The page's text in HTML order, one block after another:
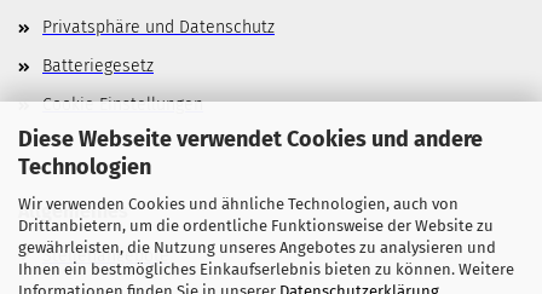
Diese Webseite verwendet Cookies und andere
Technologien
Wir verwenden Cookies und ähnliche Technologien, auch von
Drittanbietern, um die ordentliche Funktionsweise der Website zu
gewährleisten, die Nutzung unseres Angebotes zu analysieren und
Ihnen ein bestmögliches Einkaufserlebnis bieten zu können. Weitere
Informationen finden Sie in unserer Datenschutzerklärung
Privatsphäre und Datenschutz
Batteriegesetz
Cookie Einstellungen
Allgemeines
Stellenangebote